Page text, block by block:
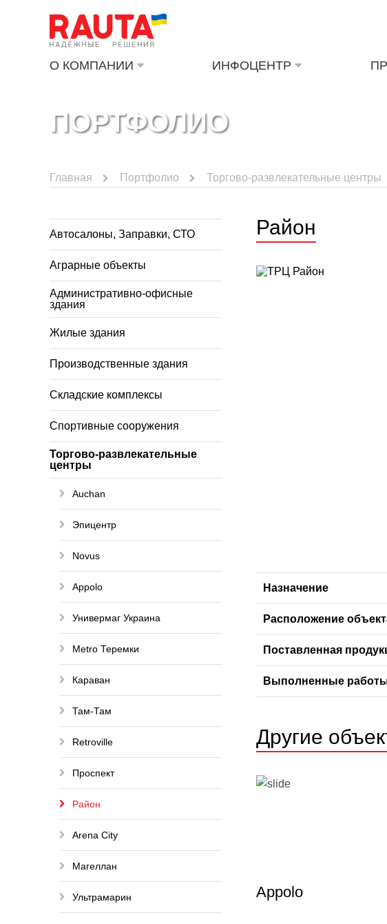
О КОМПАНИИ ИНФОЦЕНТР
ПОРТФОЛИО
Главная Портфолио Торгово-развлекательные центры
Автосалоны, Заправки, СТО
Аграрные объекты
Административно-офисные
здания
Жилые здания
Производственные здания
Складские комплексы
Спортивные сооружения
Торгово-развлекательные
центры
Auchan
Эпицентр
Novus
Appolo
Универмаг Украина
Metro Теремки
Караван
Там-Там
Retroville
Проспект
Район
Arena City
Магеллан
Ультрамарин
Район
Назначение
Расположение
Поставленная
Выполненные
Другие
Appolo